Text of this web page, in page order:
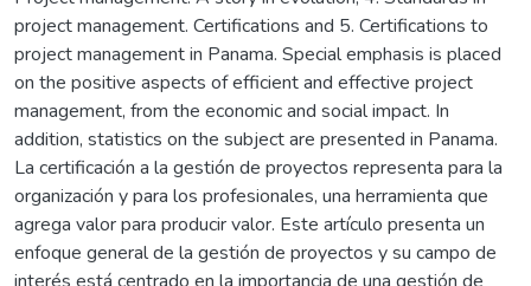
project management. Certifications and 5. Certifications to
project management in Panama. Special emphasis is placed
on the positive aspects of efficient and effective project
management, from the economic and social impact. In
addition, statistics on the subject are presented in Panama.
La certificación a la gestión de proyectos representa para la
organización y para los profesionales, una herramienta que
agrega valor para producir valor. Este artículo presenta un
enfoque general de la gestión de proyectos y su campo de